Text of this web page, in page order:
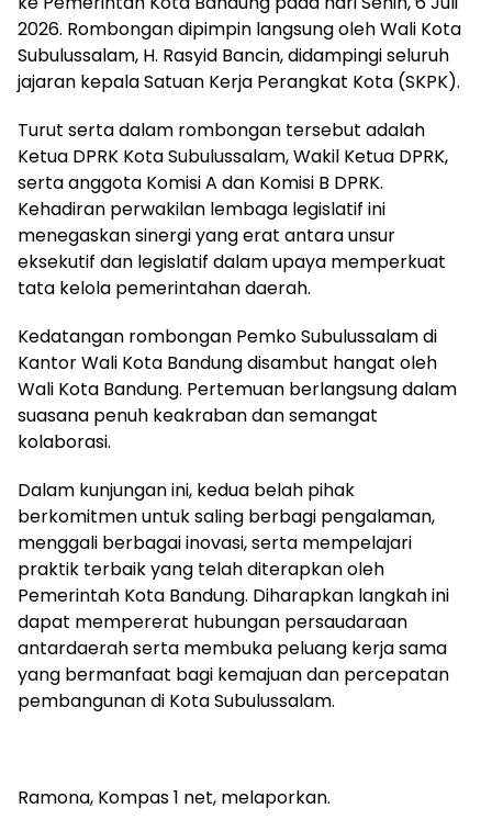
2026. Rombongan dipimpin langsung oleh Wali Kota
Subulussalam, H. Rasyid Bancin, didampingi seluruh
jajaran kepala Satuan Kerja Perangkat Kota (SKPK).
Turut serta dalam rombongan tersebut adalah
Ketua DPRK Kota Subulussalam, Wakil Ketua DPRK,
serta anggota Komisi A dan Komisi B DPRK.
Kehadiran perwakilan lembaga legislatif ini
menegaskan sinergi yang erat antara unsur
eksekutif dan legislatif dalam upaya memperkuat
tata kelola pemerintahan daerah.
Kedatangan rombongan Pemko Subulussalam di
Kantor Wali Kota Bandung disambut hangat oleh
Wali Kota Bandung. Pertemuan berlangsung dalam
suasana penuh keakraban dan semangat
kolaborasi.
Dalam kunjungan ini, kedua belah pihak
berkomitmen untuk saling berbagi pengalaman,
menggali berbagai inovasi, serta mempelajari
praktik terbaik yang telah diterapkan oleh
Pemerintah Kota Bandung. Diharapkan langkah ini
dapat mempererat hubungan persaudaraan
antardaerah serta membuka peluang kerja sama
yang bermanfaat bagi kemajuan dan percepatan
pembangunan di Kota Subulussalam.
Ramona, Kompas 1 net, melaporkan.